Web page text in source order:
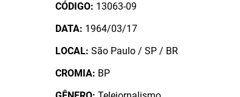
CÓDIGO: 13063-09
DATA: 1964/03/17
LOCAL: São Paulo / SP / BR
CROMIA: BP